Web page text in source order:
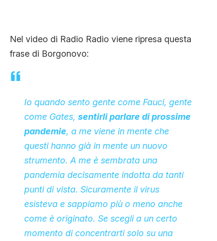
Nel video di Radio Radio viene ripresa questa
frase di Borgonovo:
Io quando sento gente come Fauci, gente
come Gates, sentirli parlare di prossime
pandemie, a me viene in mente che
questi hanno già in mente un nuovo
strumento. A me è sembrata una
pandemia decisamente indotta da tanti
punti di vista. Sicuramente il virus
esisteva e sappiamo più o meno anche
come è originato. Se scegli a un certo
momento di concentrarti solo su una